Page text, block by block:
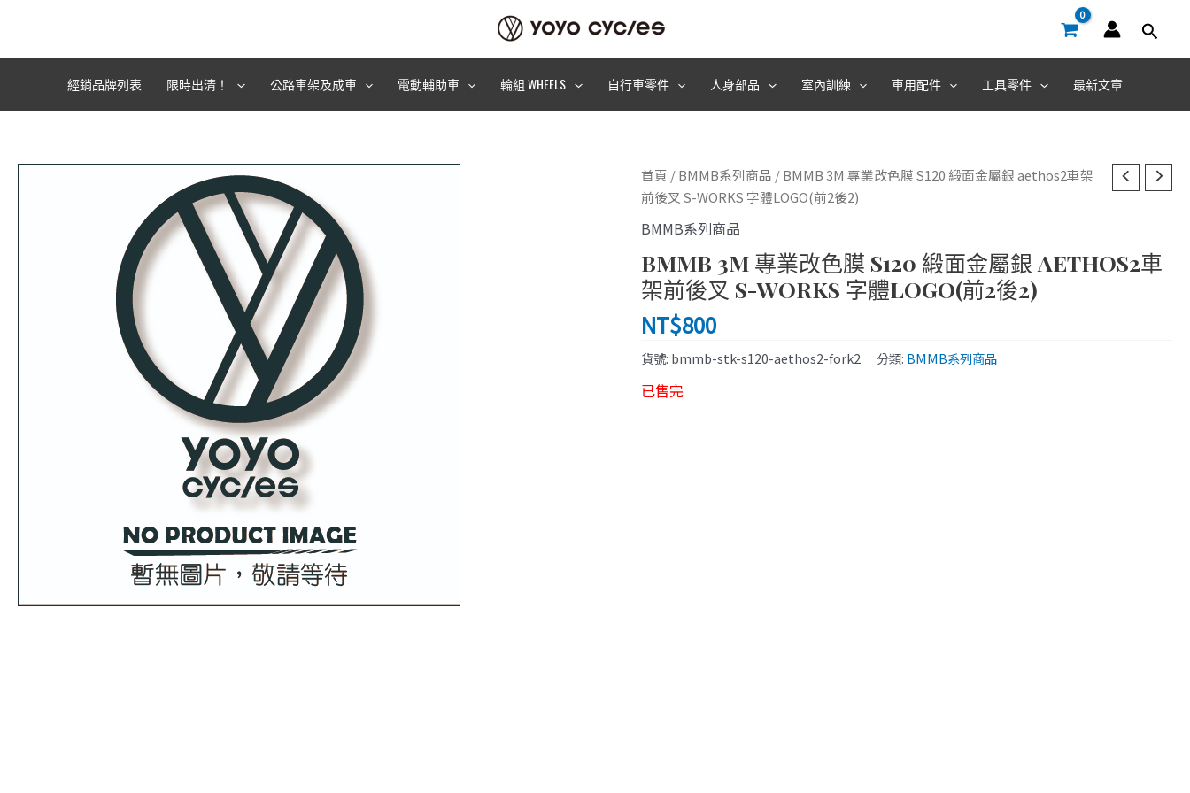
主
經銷品牌列表 限時出清！ 公路車架及成車 電動輔助車 輪組 WHEELS 自行車零件 人身部品 室內訓練 車用配件 工具零件 最新文章
首頁 /BMMB系列商品 / BMMB 3M 專業改色膜 S120 緞面金屬銀 aethos2車架
前後叉 S-WORKS 字體LOGO(前2後2)
BMMB系列商品
BMMB 3M 專業改色膜 S120 緞面金屬銀 AETHOS2車
架前後叉 S-WORKS 字體LOGO(前2後2)
NT$800
貨號: bmmb-stk-s120-aethos2-fork2 分類: BMMB系列商品
已售完